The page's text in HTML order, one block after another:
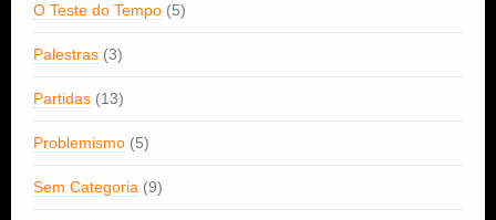
O Teste do Tempo (5)
Palestras (3)
Partidas (13)
Problemismo (5)
Sem Categoria (9)